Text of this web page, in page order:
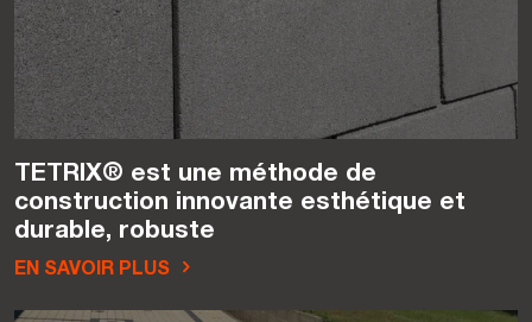
TETRIX® est une méthode de
construction innovante esthétique et
durable, robuste
EN SAVOIR PLUS